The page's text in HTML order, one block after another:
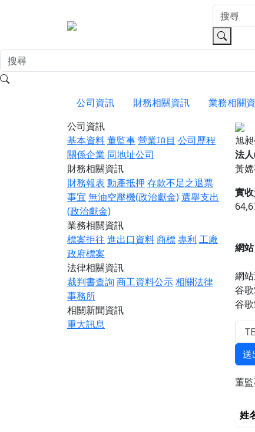
公司資訊 財務相關資訊 業務相關
公司資訊
基本資料董監事營業項目 公司歷程
關係企業 同地址公司
財務相關資訊
財務報表 動產抵押 存款不足之退票
事宜 無油空壓機(政治獻金)選舉支出
(政治獻金)
業務相關資訊
標案拒往 進出口資料商標專利 工廠
政府標案
法律相關資訊
裁判書查詢 商工資料公示相關法律
事務所
相關新聞資訊
重大訊息
旭
法
黃
實
網站
網
谷
谷
送
董
姓